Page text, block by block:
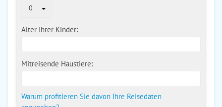
0
Alter Ihrer Kinder:
Mitreisende Haustiere:
Warum profitieren Sie davon Ihre Reisedaten